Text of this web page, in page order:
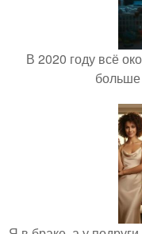
В 2020 году всё
больше